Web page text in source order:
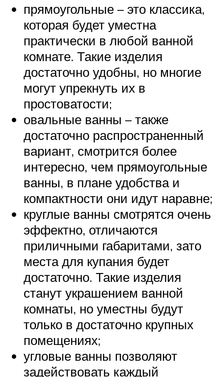
прямоугольные – это классика,
которая будет уместна
практически в любой ванной
комнате. Такие изделия
достаточно удобны, но многие
могут упрекнуть их в
простоватости;
овальные ванны – также
достаточно распространенный
вариант, смотрится более
интересно, чем прямоугольные
ванны, в плане удобства и
компактности они идут наравне;
круглые ванны смотрятся очень
эффектно, отличаются
приличными габаритами, зато
места для купания будет
достаточно. Такие изделия
станут украшением ванной
комнаты, но уместны будут
только в достаточно крупных
помещениях;
угловые ванны позволяют
задействовать каждый